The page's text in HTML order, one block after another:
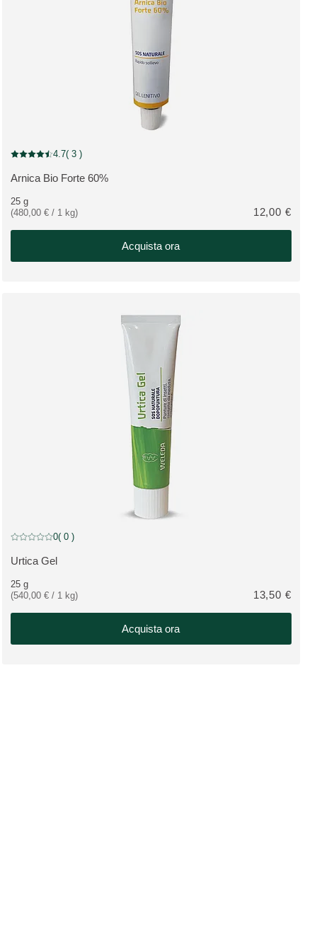
VEDI PRODOTTO:
Arnica Bio Forte 60%
Valutazione attuale: 4.7 su 5 stelle recensito da 3 consumatori
4.7( 3 )
25 g
(480,00 € / 1 kg)
12,00 €
Acquista ora
VEDI PRODOTTO:
Urtica Gel
Valutazione attuale: 0 su 5 stelle recensito da 0 consumatori
0( 0 )
25 g
(540,00 € / 1 kg)
13,50 €
Acquista ora